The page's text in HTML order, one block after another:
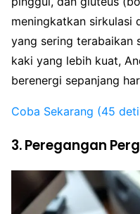
meningkatkan sirkulasi
yang sering terabaikan
kaki yang lebih kuat,
berenergi sepanjang
Coba Sekarang (45
3. Peregangan